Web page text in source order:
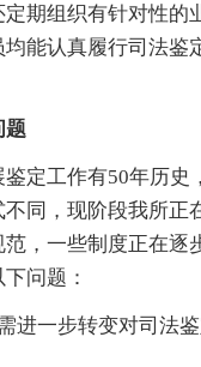
期组织有针对性的
能认真履行司法鉴
题
工作有50年历史
同，现阶段我所正
，一些制度正在逐
问题：
一步转变对司法鉴